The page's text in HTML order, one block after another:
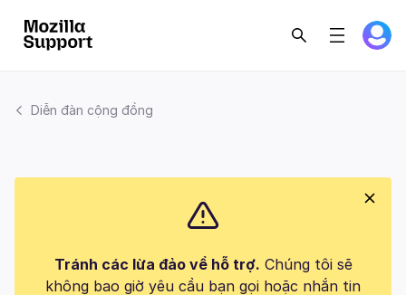
Diễn đàn cộng đồng
Tránh các lừa đảo về hỗ trợ. Chúng tôi sẽ
không bao giờ yêu cầu bạn gọi hoặc nhắn tin